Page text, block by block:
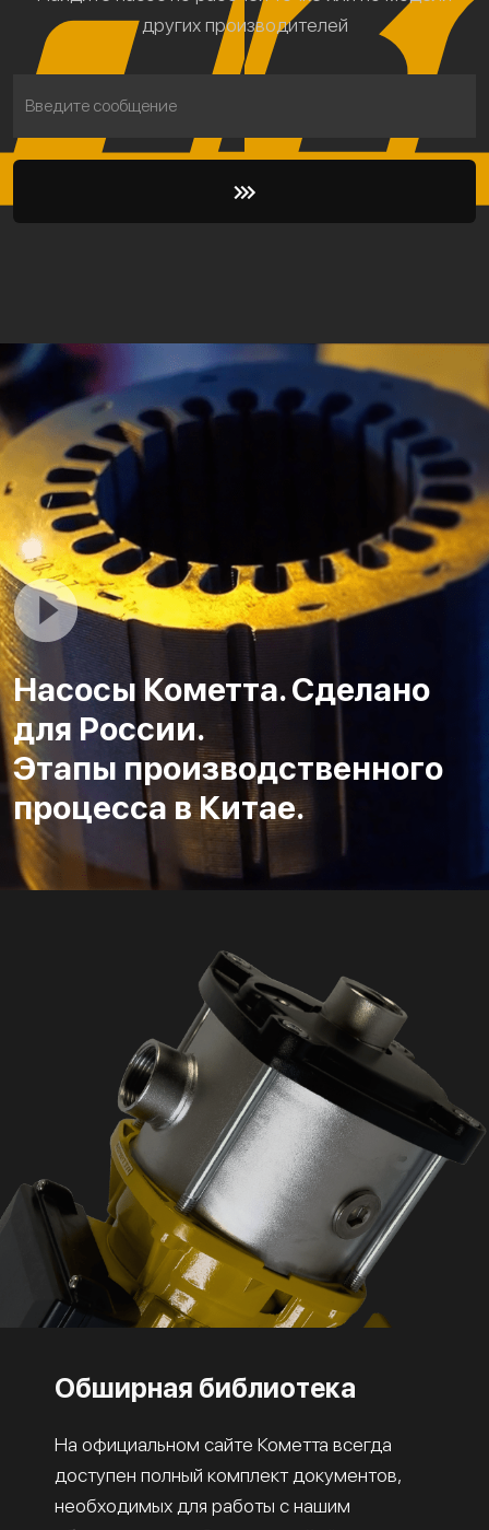
других производителей
Введите сообщение
Насосы Кометта. Сделано
для России.
Этапы производственного
процесса в Китае.
Обширная библиотека
На официальном сайте Кометта всегда
доступен полный комплект документов,
необходимых для работы с нашим